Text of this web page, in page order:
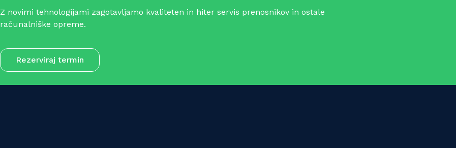
Z novimi tehnologijami zagotavljamo kvaliteten in hiter servis prenosnikov in ostale
računalniške opreme.
Rezerviraj termin